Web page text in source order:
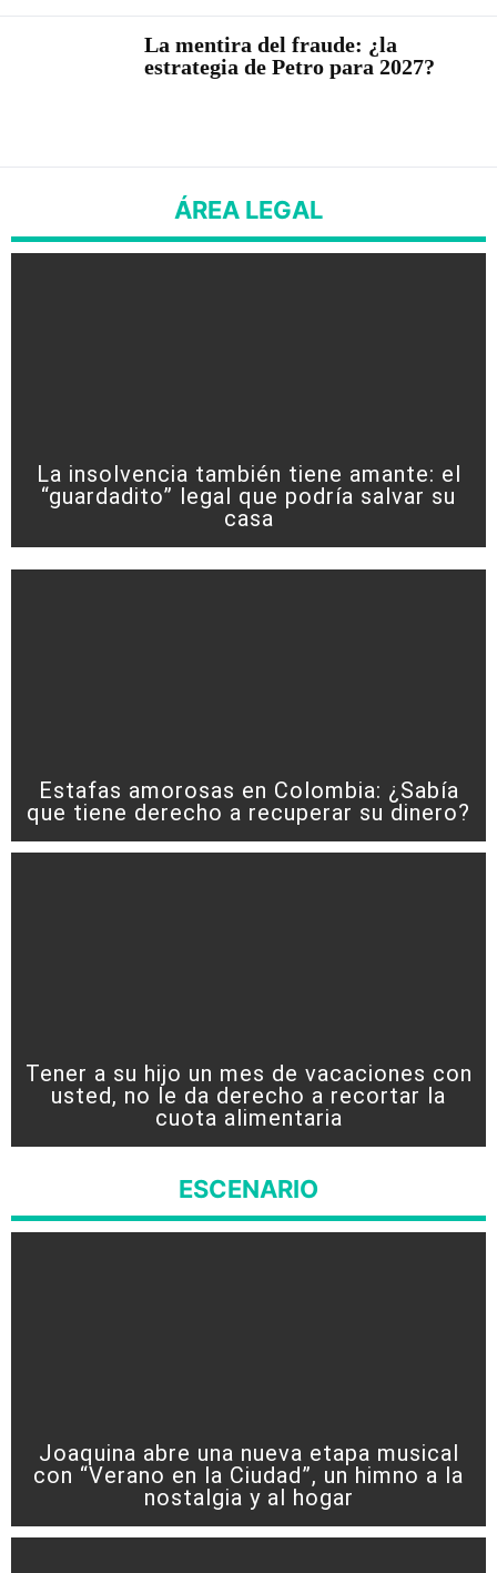
La mentira del fraude: ¿la
estrategia de Petro para 2027?
ÁREA LEGAL
La insolvencia también tiene amante: el
“guardadito” legal que podría salvar su
casa
Estafas amorosas en Colombia: ¿Sabía
que tiene derecho a recuperar su dinero?
Tener a su hijo un mes de vacaciones con
usted, no le da derecho a recortar la
cuota alimentaria
ESCENARIO
Joaquina abre una nueva etapa musical
con “Verano en la Ciudad”, un himno a la
nostalgia y al hogar